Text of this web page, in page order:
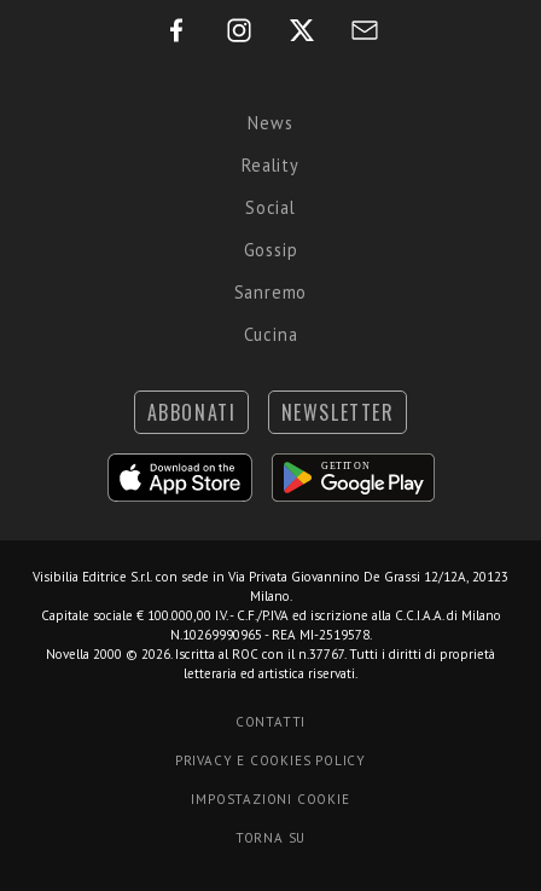
News
Reality
Social
Gossip
Sanremo
Cucina
ABBONATI NEWSLETTER
Visibilia Editrice S.r.l. con sede in Via Privata Giovannino De Grassi 12/12A, 20123
Milano.
Capitale sociale € 100.000,00 I.V. - C.F./P.IVA ed iscrizione alla C.C.I.A.A. di Milano
N.10269990965 - REA MI-2519578.
Novella 2000 © 2026. Iscritta al ROC con il n.37767. Tutti i diritti di proprietà
letteraria ed artistica riservati.
CONTATTI
PRIVACY E COOKIES POLICY
IMPOSTAZIONI COOKIE
TORNA SU